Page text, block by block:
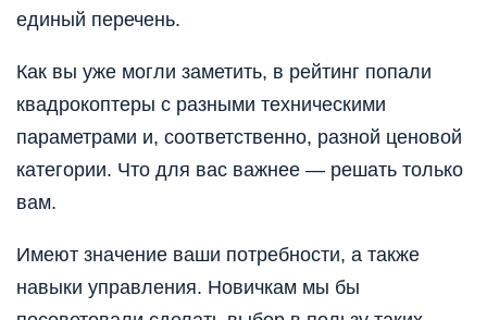
единый перечень.
Как вы уже могли заметить, в рейтинг попали
квадрокоптеры с разными техническими
параметрами и, соответственно, разной ценовой
категории. Что для вас важнее — решать только
вам.
Имеют значение ваши потребности, а также
навыки управления. Новичкам мы бы